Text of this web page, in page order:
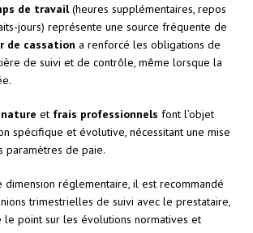
de travail(heures supplémentaires, repos
jours) représente une source fréquente de
de cassation a renforcé les obligations de
de suivi et de contrôle, même lorsque la
et frais professionnels font l’objet
spécifique et évolutive, nécessitant une mise
paramètres de paie.
dimension réglementaire, il est recommandé
trimestrielles de suivi avec le prestataire,
point sur les évolutions normatives et